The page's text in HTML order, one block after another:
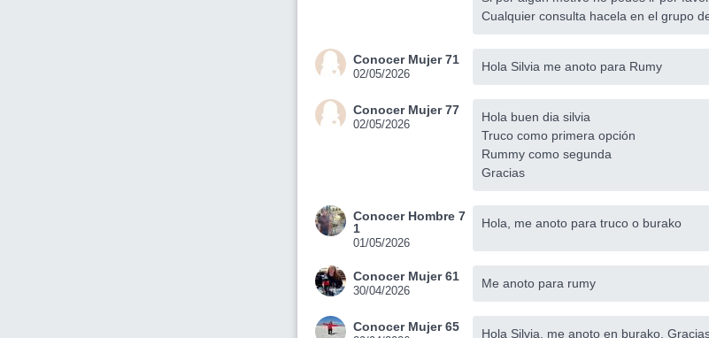
Cualquier consulta hacela en el grupo
Conocer Mujer 71
02/05/2026
Hola Silvia me anoto para Rumy
Conocer Mujer 77
02/05/2026
Hola buen dia silvia
Truco como primera opción
Rummy como segunda
Gracias
Conocer Hombre 7
1
01/05/2026
Hola, me anoto para truco o burako
Conocer Mujer 61
30/04/2026
Me anoto para rumy
Conocer Mujer 65 Hola Silvia, me anoto en burako.